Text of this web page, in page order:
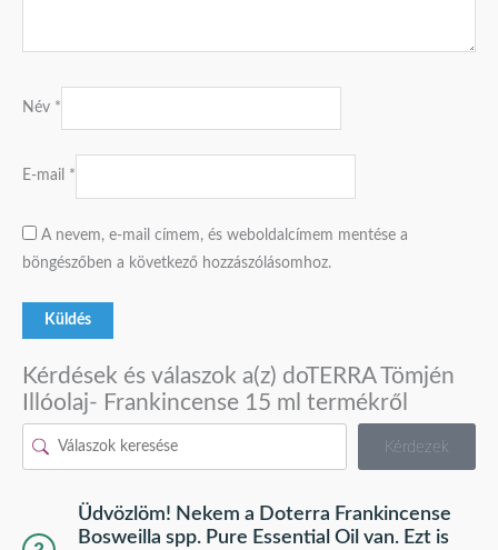
Név *
E-mail *
A nevem, e-mail címem, és weboldalcímem mentése a
böngészőben a következő hozzászólásomhoz.
Kérdések és válaszok a(z) doTERRA Tömjén
Illóolaj- Frankincense 15 ml termékről
Kérdezek
Üdvözlöm! Nekem a Doterra Frankincense
Bosweilla spp. Pure Essential Oil van. Ezt is